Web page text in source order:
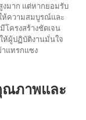
งมาก แต่หากยอมรับ
ห้ความสมบูรณ์และ
โครงสร้างชัดเจน
ห้ผู้ปฏิบัติงานมั่นใจ
าแทรกแซง
ณภาพและ